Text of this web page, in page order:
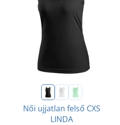
Női ujjatlan felső CXS
LINDA